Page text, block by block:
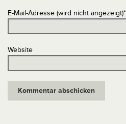
E-Mail-Adresse (wird nicht angezeigt)*
Website